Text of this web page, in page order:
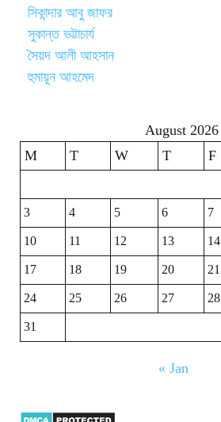
সিকান্দার আবু জাফর
সুকান্ত ভট্টাচার্য
সৈয়দ আলী আহসান
হুমায়ূন আহমেদ
August 2026
M
T W T F
3
4 5 6 7
10
11 12 13 14
17
18 19 20 21
24
25 26 27 28
31
« Jan